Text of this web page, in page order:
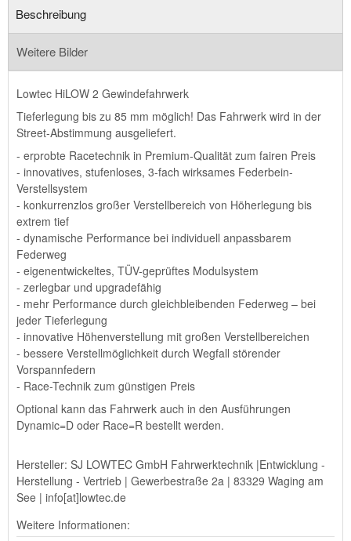
Beschreibung
Weitere Bilder
Lowtec HiLOW 2 Gewindefahrwerk
Tieferlegung bis zu 85 mm möglich! Das Fahrwerk wird in der
Street-Abstimmung ausgeliefert.
- erprobte Racetechnik in Premium-Qualität zum fairen Preis
- innovatives, stufenloses, 3-fach wirksames Federbein-
Verstellsystem
- konkurrenzlos großer Verstellbereich von Höherlegung bis
extrem tief
- dynamische Performance bei individuell anpassbarem
Federweg
- eigenentwickeltes, TÜV-geprüftes Modulsystem
- zerlegbar und upgradefähig
- mehr Performance durch gleichbleibenden Federweg – bei
jeder Tieferlegung
- innovative Höhenverstellung mit großen Verstellbereichen
- bessere Verstellmöglichkeit durch Wegfall störender
Vorspannfedern
- Race-Technik zum günstigen Preis
Optional kann das Fahrwerk auch in den Ausführungen
Dynamic=D oder Race=R bestellt werden.
Hersteller: SJ LOWTEC GmbH Fahrwerktechnik |Entwicklung -
Herstellung - Vertrieb | Gewerbestraße 2a | 83329 Waging am
See | info[at]lowtec.de
Weitere Informationen: